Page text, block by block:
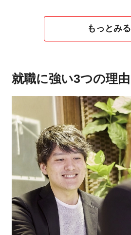
もっとみる
就職に強い3つの理由